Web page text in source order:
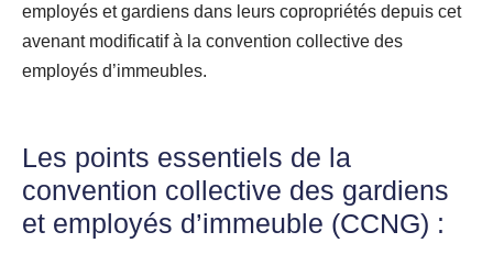
employés et gardiens dans leurs copropriétés depuis cet
avenant modificatif à la convention collective des
employés d’immeubles.
Les points essentiels de la
convention collective des gardiens
et employés d’immeuble (CCNG) :